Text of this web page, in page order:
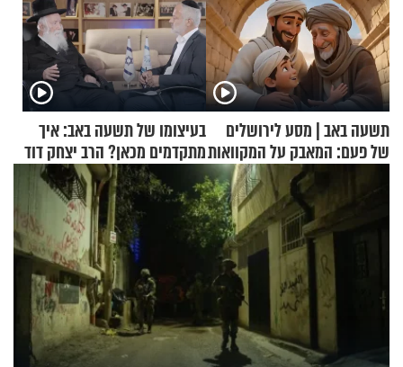
תשעה באב | מסע לירושלים
של פעם: המאבק על המקוואות
בעיצומו של תשעה באב: איך
מתקדמים מכאן? הרב יצחק דוד
גרוסמן בשיחה מיוחדת